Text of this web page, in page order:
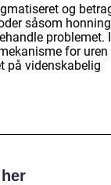
og
såsom
problemet.
for uren
på videnskabelig